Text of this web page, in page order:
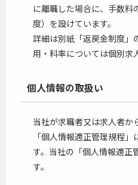
に離職した場合に、手数料
度）を設けています。
詳細は別紙「返戻金制度」
用・料率については個別求
個人情報の取扱い
当社が求職者又は求人者か
「個人情報適正管理規程
す。当社の「個人情報適正
す。